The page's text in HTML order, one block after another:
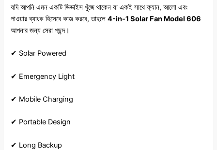
যদি আপনি এমন একটি ডিভাইস খুঁজে থাকেন যা একই সাথে ফ্যান, আলো এবং
পাওয়ার ব্যাংক হিসেবে কাজ করবে, তাহলে4-in-1 Solar Fan Model 606
আপনার জন্য সেরা পছন্দ।
✔ Solar Powered
✔ Emergency Light
✔ Mobile Charging
✔ Portable Design
✔ Long Backup